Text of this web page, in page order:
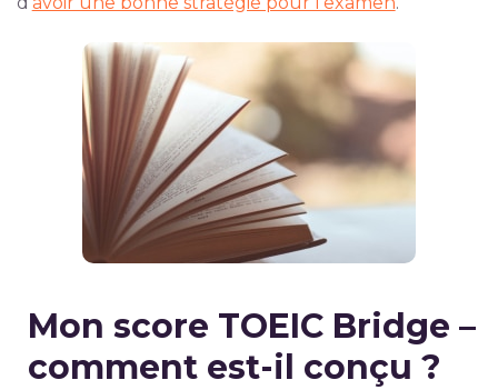
Mon score TOEIC Bridge –
comment est-il conçu ?